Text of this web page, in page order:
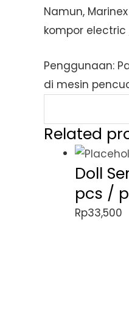
Namun,
kompor
Penggunaan:
di mesin
Related
Doll
pcs /
Rp33,500